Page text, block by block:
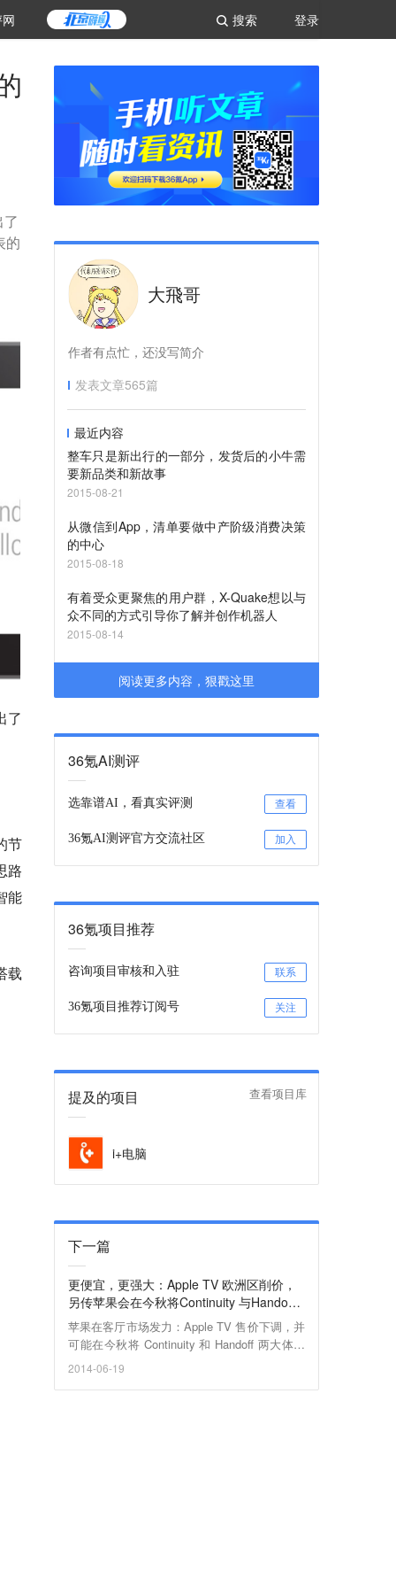
登录
搜索
的
了
节
路
能
载
大飛哥
作者有点忙，还没写简介
发表文章565篇
最近内容
整车只是新出行的一部分，发货后的小牛需
要新品类和新故事
2015-08-21
从微信到App，清单要做中产阶级消费决策
的中心
2015-08-18
有着受众更聚焦的用户群，X-Quake想以与
众不同的方式引导你了解并创作机器人
2015-08-14
阅读更多内容，狠戳这里
36氪AI测评
选靠谱AI，看真实评测 查看
36氪AI测评官方交流社区 加入
36氪项目推荐
咨询项目审核和入驻 联系
36氪项目推荐订阅号 关注
提及的项目 查看项目库
i+电脑
下一篇
更便宜，更强大：Apple TV 欧洲区削价，
另传苹果会在今秋将Continuity 与Handoff
两大特性引入旗下机顶盒
苹果在客厅市场发力：Apple TV 售价下调，并
可能在今秋将 Continuity 和 Handoff 两大体验
引入 Apple TV。从移动端、桌面断到电视端，
2014-06-19